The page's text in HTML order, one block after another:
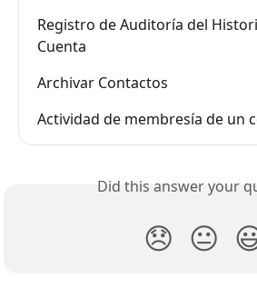
Registro de Auditoría del
Cuenta
Archivar Contactos
Actividad de membresía de un
Did this answer your
😞 😐